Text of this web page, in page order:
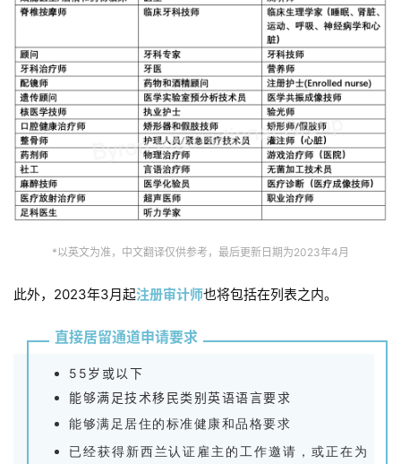
*以英文为准，中文翻译仅供参考，最后更新日期为2023年4月
此外，2023年3月起注册审计师也将包括在列表之内。
直接居留通道申请要求
55岁或以下
能够满足技术移民类别英语语言要求
能够满足居住的标准健康和品格要求
已经获得新西兰认证雇主的工作邀请，或正在为